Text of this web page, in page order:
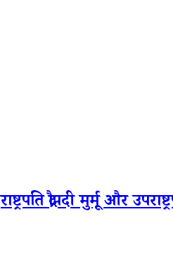
राष्ट्रपति द्रौपदी मुर्मू और